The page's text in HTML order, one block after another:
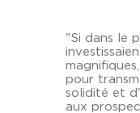
"Si dans le
pour
solidité et
aux